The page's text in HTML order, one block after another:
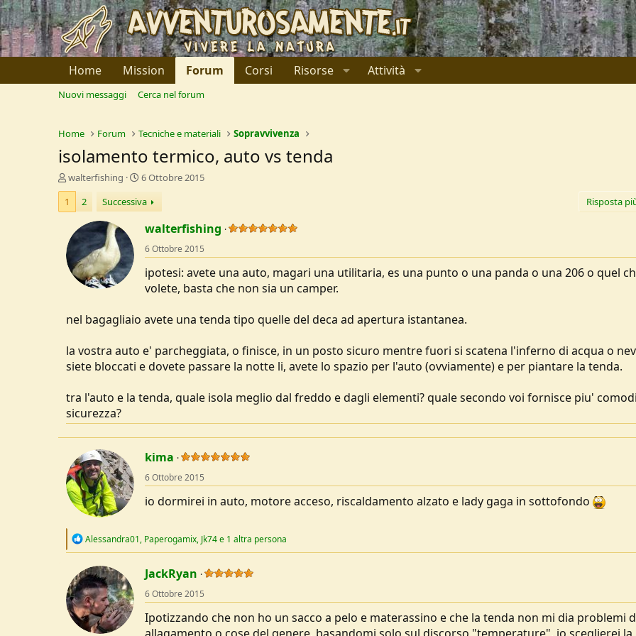
Home Mission Forum Corsi Risorse Attività
Nuovi messaggi Cerca nel forum
Home Forum Tecniche e materiali Sopravvivenza
isolamento termico, auto vs tenda
C
r
e
a
o
e
D
c
s
i
n
walterfishing
D
t
a
d
n
o
6 Ottobre 2015
1
2 Successiva Risposta
walterfishing
6 Ottobre 2015
ipotesi: avete una auto, magari una utilitaria, es una punto o una panda o una 206 o quel
volete, basta che non sia un camper.
nel bagagliaio avete una tenda tipo quelle del deca ad apertura istantanea.
la vostra auto e' parcheggiata, o finisce, in un posto sicuro mentre fuori si scatena l'inferno di acqua o
siete bloccati e dovete passare la notte li, avete lo spazio per l'auto (ovviamente) e per piantare la tenda.
tra l'auto e la tenda, quale isola meglio dal freddo e dagli elementi? quale secondo voi fornisce piu'
sicurezza?
kima
6 Ottobre 2015
io dormirei in auto, motore acceso, riscaldamento alzato e lady gaga in sottofondo
R
c
i
o
n
s
Alessandra01, Paperogamix, Jk74e 1 altra persona
JackRyan
6 Ottobre 2015
Ipotizzando che non ho un sacco a pelo e materassino e che la tenda non mi dia problemi